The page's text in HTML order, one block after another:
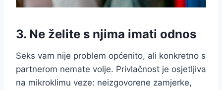
3. Ne želite s njima imati odnos
Seks vam nije problem općenito, ali konkretno s
partnerom nemate volje. Privlačnost je osjetljiva
na mikroklimu veze: neizgovorene zamjerke,